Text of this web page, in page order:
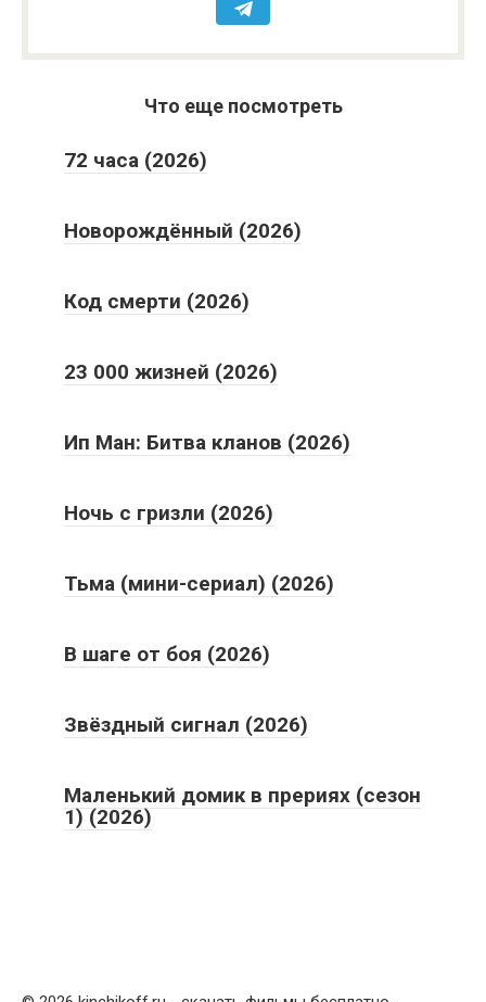
Что еще посмотреть
72 часа (2026)
Новорождённый (2026)
Код смерти (2026)
23 000 жизней (2026)
Ип Ман: Битва кланов (2026)
Ночь с гризли (2026)
Тьма (мини-сериал) (2026)
В шаге от боя (2026)
Звёздный сигнал (2026)
Маленький домик в прериях (сезон
1) (2026)